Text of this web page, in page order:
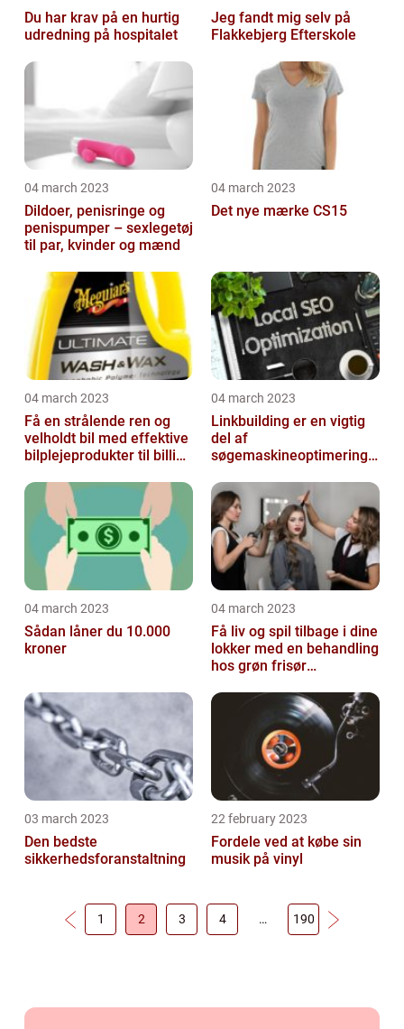
Du har krav på en hurtig
udredning på hospitalet
Jeg fandt mig selv på
Flakkebjerg Efterskole
04 march 2023
Dildoer, penisringe og
penispumper – sexlegetøj
til par, kvinder og mænd
04 march 2023
Det nye mærke CS15
04 march 2023
Få en strålende ren og
velholdt bil med effektive
bilplejeprodukter til billige
04 march 2023
Linkbuilding er en vigtig
del af
søgemaskineoptimeringe
04 march 2023
Sådan låner du 10.000
kroner
04 march 2023
Få liv og spil tilbage i dine
lokker med en behandling
hos grøn frisør
03 march 2023
Den bedste
sikkerhedsforanstaltning
22 february 2023
Fordele ved at købe sin
musik på vinyl
1 2 3 4 … 190